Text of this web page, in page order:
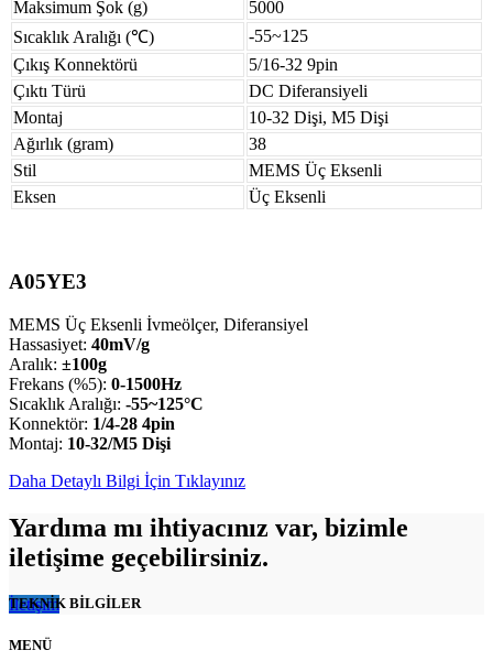
Maksimum Şok (g)
5000
Sıcaklık Aralığı (℃)
-55~125
Çıkış Konnektörü
5/16-32 9pin
Çıktı Türü
DC Diferansiyeli
Montaj
10-32 Dişi, M5 Dişi
Ağırlık (gram)
38
Stil
MEMS Üç Eksenli
Eksen
Üç Eksenli
A05YE3
MEMS Üç Eksenli İvmeölçer, Diferansiyel
Hassasiyet: 40mV/g
Aralık: ±100g
Frekans (%5): 0-1500Hz
Sıcaklık Aralığı: -55~125°C
Konnektör: 1/4-28 4pin
Montaj: 10-32/M5 Dişi
Daha Detaylı Bilgi İçin Tıklayınız
Yardıma mı ihtiyacınız var, bizimle
iletişime geçebilirsiniz.
İletişim
TEKNİK BİLGİLER
MENÜ